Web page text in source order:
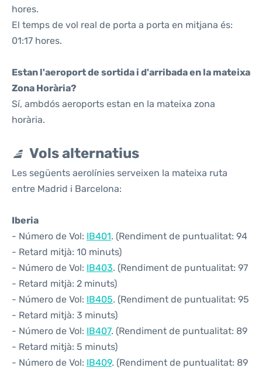
hores.
El temps de vol real de porta a porta en mitjana és:
01:17 hores.
Estan l'aeroport de sortida i d'arribada en la mateixa
Zona Horària?
Sí, ambdós aeroports estan en la mateixa zona
horària.
Vols alternatius
Les següents aerolínies serveixen la mateixa ruta
entre Madrid i Barcelona:
Iberia
- Número de Vol: IB401. (Rendiment de puntualitat: 94
- Retard mitjà: 10 minuts)
- Número de Vol: IB403. (Rendiment de puntualitat: 97
- Retard mitjà: 2 minuts)
- Número de Vol: IB405. (Rendiment de puntualitat: 95
- Retard mitjà: 3 minuts)
- Número de Vol: IB407. (Rendiment de puntualitat: 89
- Retard mitjà: 5 minuts)
- Número de Vol: IB409. (Rendiment de puntualitat: 89